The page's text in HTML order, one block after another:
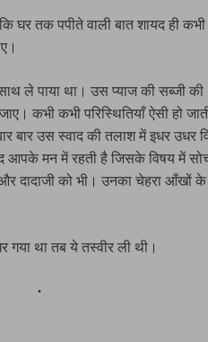
घर तक पपीते वाली बात शायद ही
ले पाया था। उस प्याज की सब्जी
कभी कभी परिस्थितियाँ ऐसी हो
बार उस स्वाद की तलाश में इधर उधर
आपके मन में रहती है जिसके विषय में
दादाजी को भी। उनका चेहरा आँखों
गया था तब ये तस्वीर ली थी।